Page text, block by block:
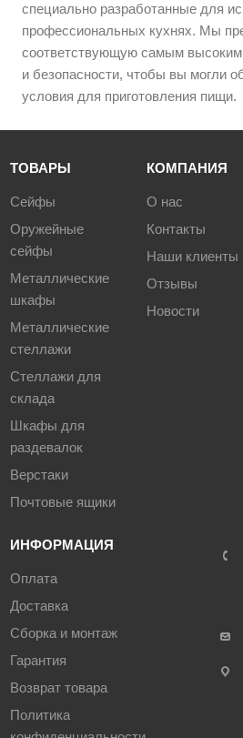
специально разработанные для
профессиональных кухнях. Мы
соответствующую самым высоким
и безопасности, чтобы вы могли
условия для приготовления пищи.
ТОВАРЫ
Сейфы
Оружейные
сейфы
Металлические
шкафы
Металлические
стеллажи
Стеллажи для
склада
Шкафы для
раздевалок
Верстаки
Почтовые ящики
КОМПАНИЯ
О нас
Контакты
Наши клиенты
Отзывы
Новости
ИНФОРМАЦИЯ
Оплата
Доставка
Сборка и монтаж
Гарантия
Возврат товара
Политика